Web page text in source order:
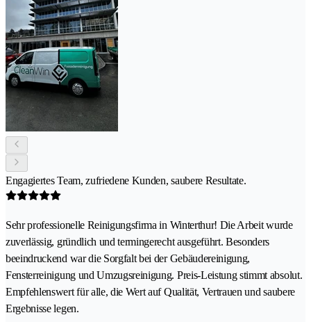
Engagiertes Team, zufriedene Kunden, saubere Resultate.
Sehr professionelle Reinigungsfirma in Winterthur! Die Arbeit wurde
zuverlässig, gründlich und termingerecht ausgeführt. Besonders
beeindruckend war die Sorgfalt bei der Gebäudereinigung,
Fensterreinigung und Umzugsreinigung. Preis-Leistung stimmt absolut.
Empfehlenswert für alle, die Wert auf Qualität, Vertrauen und saubere
Ergebnisse legen.